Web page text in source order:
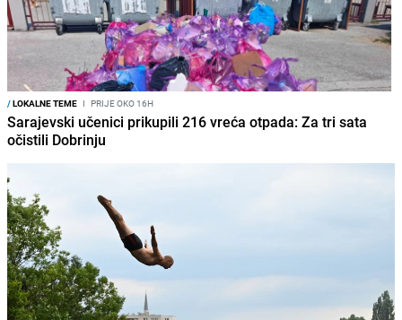
/LOKALNE TEME I PRIJE OKO 16H
Sarajevski učenici prikupili 216 vreća otpada: Za tri sata
očistili Dobrinju